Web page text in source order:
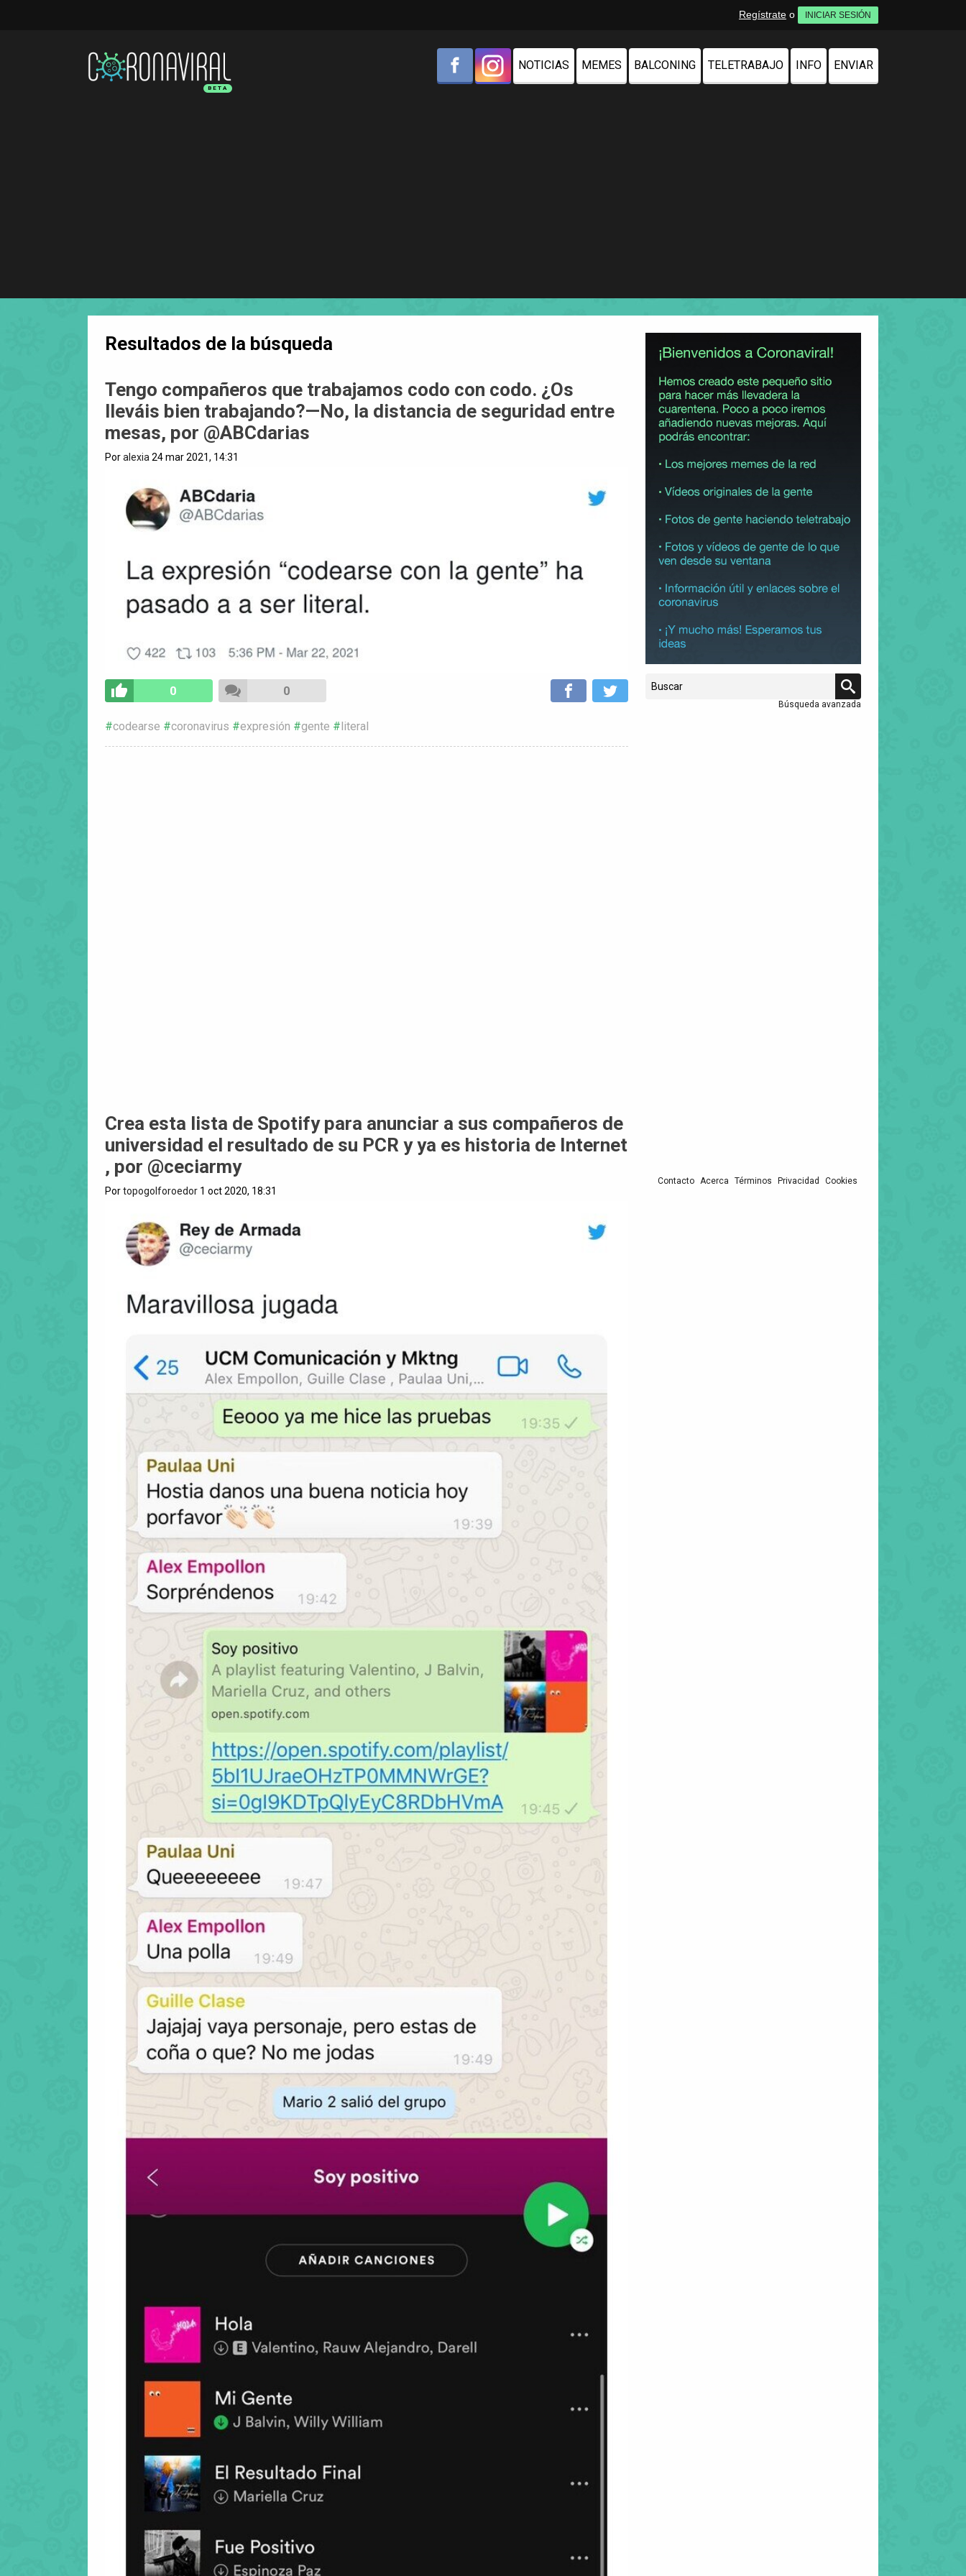
Regístrate o INICIAR SESIÓN
NOTICIAS MEMES BALCONING TELETRABAJO INFO ENVIAR
Resultados de la búsqueda
Tengo compañeros que trabajamos codo con codo. ¿Os
lleváis bien trabajando?—No, la distancia de seguridad entre
mesas, por @ABCdarias
Poralexia 24 mar 2021, 14:31
0 0
codearse coronavirus expresión gente literal
Crea esta lista de Spotify para anunciar a sus compañeros de
universidad el resultado de su PCR y ya es historia de Internet
, por @ceciarmy
Portopogolforoedor 1 oct 2020, 18:31
Búsqueda avanzada
Contacto Acerca Términos Privacidad Cookies